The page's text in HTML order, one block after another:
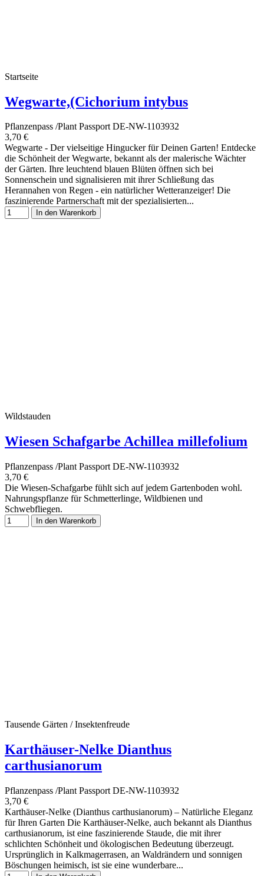
Startseite
Wegwarte,(Cichorium intybus
Pflanzenpass /Plant Passport DE-NW-1103932
3,70 €
Wegwarte - Der vielseitige Hingucker für Deinen Garten! Entdecke
die Schönheit der Wegwarte, bekannt als der malerische Wächter
der Gärten. Ihre leuchtend blauen Blüten öffnen sich bei
Sonnenschein und signalisieren mit ihrer Schließung das
Herannahen von Regen - ein natürlicher Wetteranzeiger! Die
faszinierende Partnerschaft mit der spezialisierten...
In den Warenkorb
Wildstauden
Wiesen Schafgarbe Achillea millefolium
Pflanzenpass /Plant Passport DE-NW-1103932
3,70 €
Die Wiesen-Schafgarbe fühlt sich auf jedem Gartenboden wohl.
Nahrungspflanze für Schmetterlinge, Wildbienen und
Schwebfliegen.
In den Warenkorb
Tausende Gärten / Insektenfreude
Karthäuser-Nelke Dianthus
carthusianorum
Pflanzenpass /Plant Passport DE-NW-1103932
3,70 €
Karthäuser-Nelke (Dianthus carthusianorum) – Natürliche Eleganz
für Ihren Garten Die Karthäuser-Nelke, auch bekannt als Dianthus
carthusianorum, ist eine faszinierende Staude, die mit ihrer
schlichten Schönheit und ökologischen Bedeutung überzeugt.
Ursprünglich in Kalkmagerrasen, an Waldrändern und sonnigen
Böschungen heimisch, ist sie eine wunderbare...